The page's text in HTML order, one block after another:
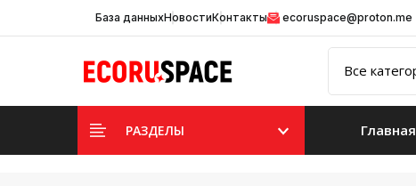
База данныхНовостиКонтакты ecoruspace@proton.me
РАЗДЕЛЫ Главная